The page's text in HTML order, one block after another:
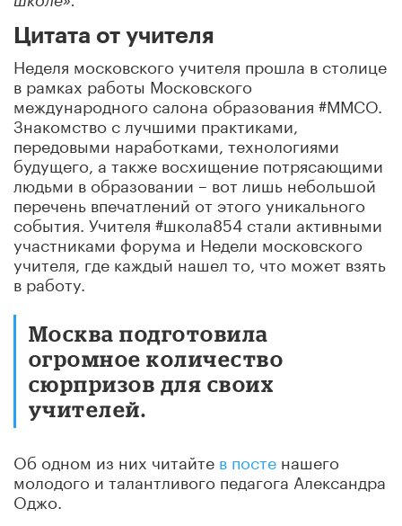
Цитата от учителя
Неделя московского учителя прошла в столице
в рамках работы Московского
международного салона образования #ММСО.
Знакомство с лучшими практиками,
передовыми наработками, технологиями
будущего, а также восхищение потрясающими
людьми в образовании – вот лишь небольшой
перечень впечатлений от этого уникального
события. Учителя #школа854 стали активными
участниками форума и Недели московского
учителя, где каждый нашел то, что может взять
в работу.
Москва подготовила
огромное количество
сюрпризов для своих
учителей.
Об одном из них читайте в посте нашего
молодого и талантливого педагога Александра
Оджо.